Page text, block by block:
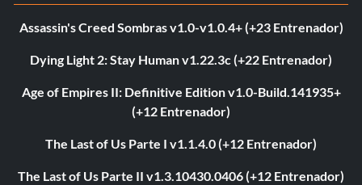
Assassin's Creed Sombras v1.0-v1.0.4+ (+23 Entrenador)
Dying Light 2: Stay Human v1.22.3c (+22 Entrenador)
Age of Empires II: Definitive Edition v1.0-Build.141935+
(+12 Entrenador)
The Last of Us Parte I v1.1.4.0 (+12 Entrenador)
The Last of Us Parte II v1.3.10430.0406 (+12 Entrenador)